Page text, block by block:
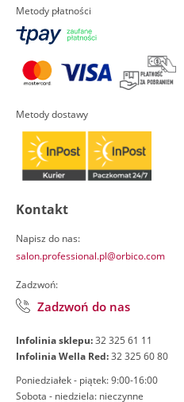
Metody płatności
Metody dostawy
Kontakt
Napisz do nas:
salon.professional.pl@orbico.com
Zadzwoń:
Zadzwoń do nas
Infolinia sklepu:32 325 61 11
Infolinia Wella Red:32 325 60 80
Poniedziałek - piątek: 9:00-16:00
Sobota - niedziela: nieczynne